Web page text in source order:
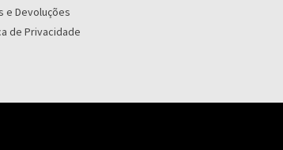
e Devoluções
de Privacidade